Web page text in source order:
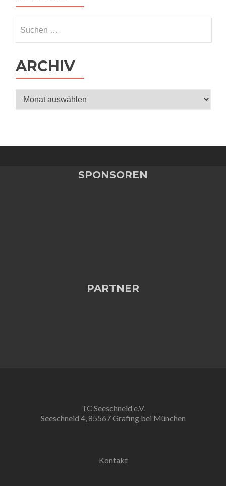
nach:
ARCHIV
Archiv
SPONSOREN
PARTNER
TC Seeschneid e.V.
Seeschneid 4, 85567 Grafing bei München
Kontakt